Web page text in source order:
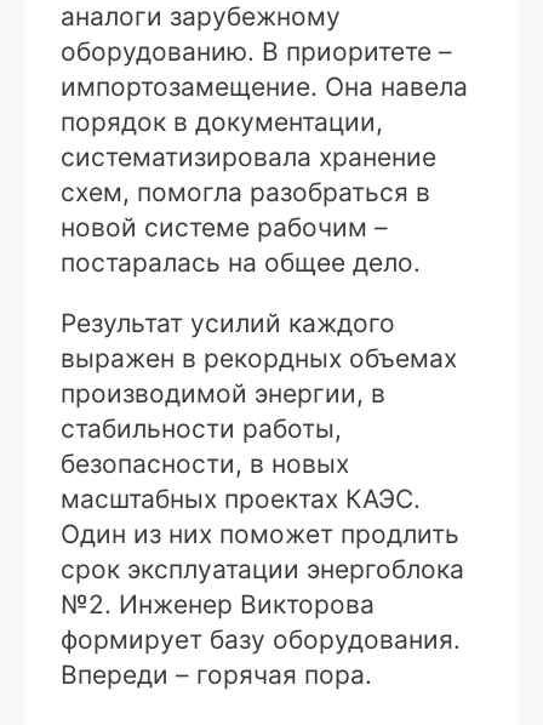
аналоги зарубежному
оборудованию. В приоритете –
импортозамещение. Она навела
порядок в документации,
систематизировала хранение
схем, помогла разобраться в
новой системе рабочим –
постаралась на общее дело.
Результат усилий каждого
выражен в рекордных объемах
производимой энергии, в
стабильности работы,
безопасности, в новых
масштабных проектах КАЭС.
Один из них поможет продлить
срок эксплуатации энергоблока
№2. Инженер Викторова
формирует базу оборудования.
Впереди – горячая пора.